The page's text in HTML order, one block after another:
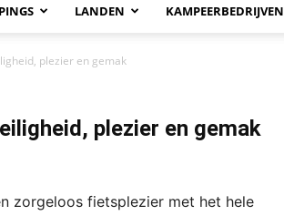
LANDEN KAMPEERBEDRIJVEN
plezier en gemak
plezier en gemak
zorgeloos fietsplezier met het hele